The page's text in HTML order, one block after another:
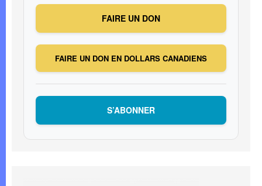
FAIRE UN DON
FAIRE UN DON EN DOLLARS CANADIENS
S’ABONNER